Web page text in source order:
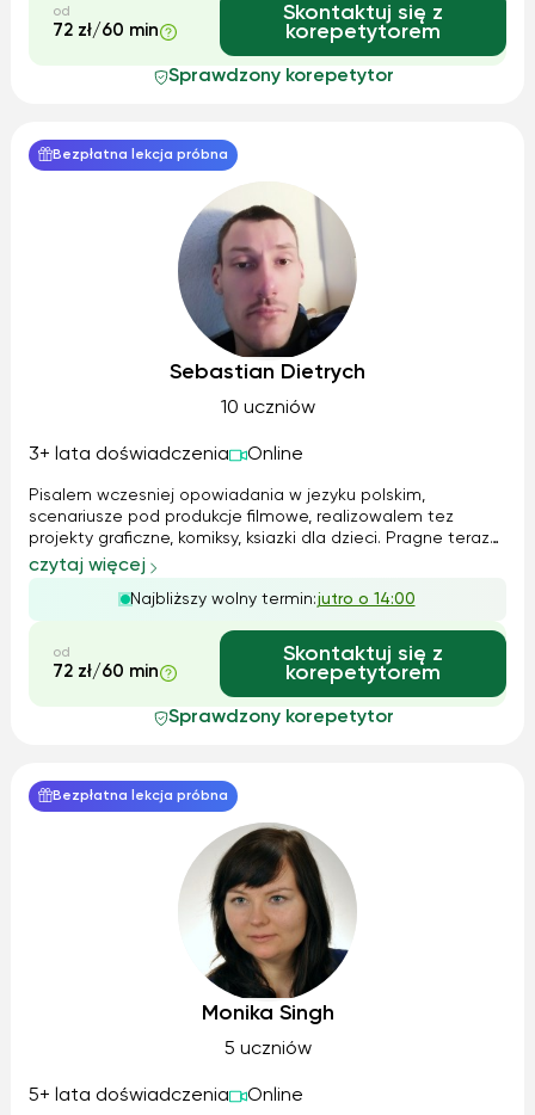
od
72 zł/60 min
Skontaktuj się z
korepetytorem
Sprawdzony korepetytor
Bezpłatna lekcja próbna
Sebastian Dietrych
10 uczniów
3+ lata doświadczenia Online
Pisalem wczesniej opowiadania w jezyku polskim,
scenariusze pod produkcje filmowe, realizowalem tez
projekty graficzne, komiksy, ksiazki dla dzieci. Pragne teraz
zaczac nauke z panstwa dziecmi, pomoc im w codziennych
trudach i nauce. Najwazniejsza jest odpowiednia
motywacja do nauki i stawianie sob...
czytaj więcej
Najbliższy wolny termin:jutro o 14:00
od
72 zł/60 min
Skontaktuj się z
korepetytorem
Sprawdzony korepetytor
Bezpłatna lekcja próbna
Monika Singh
5 uczniów
5+ lata doświadczenia Online